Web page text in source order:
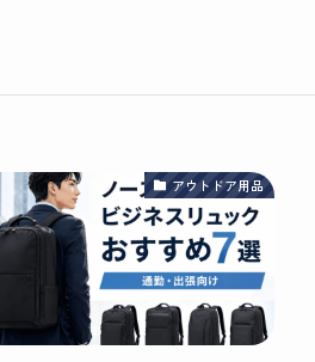
アウトドア用品